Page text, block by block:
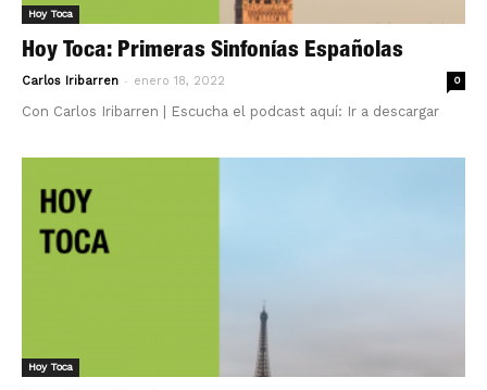
Hoy Toca
Hoy Toca: Primeras Sinfonías Españolas
Carlos Iribarren - enero 18, 2022 0
Con Carlos Iribarren | Escucha el podcast aquí: Ir a descargar
Hoy Toca